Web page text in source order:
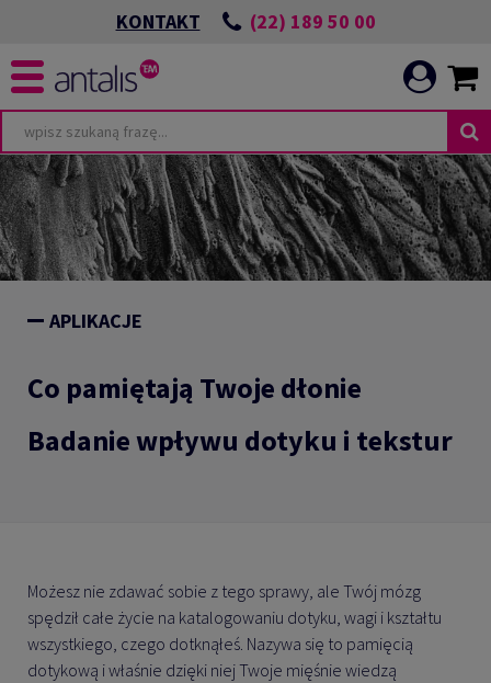
KONTAKT (22) 189 50 00
APLIKACJE
Co pamiętają Twoje dłonie
Badanie wpływu dotyku i tekstur
Możesz nie zdawać sobie z tego sprawy, ale Twój mózg
spędził całe życie na katalogowaniu dotyku, wagi i kształtu
wszystkiego, czego dotknąłeś. Nazywa się to pamięcią
dotykową i właśnie dzięki niej Twoje mięśnie wiedzą